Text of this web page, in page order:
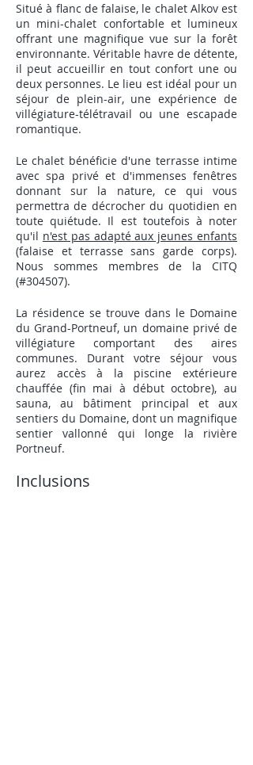
Situé à flanc de falaise, le chalet Alkov est
un mini-chalet confortable et lumineux
offrant une magnifique vue sur la forêt
environnante. Véritable havre de détente,
il peut accueillir en tout confort une ou
deux personnes. Le lieu est idéal pour un
séjour de plein-air, une expérience de
villégiature-télétravail ou une escapade
romantique.
Le chalet bénéficie d'une terrasse intime
avec spa privé et d'immenses fenêtres
donnant sur la nature, ce qui vous
permettra de décrocher du quotidien en
toute quiétude. Il est toutefois à noter
qu'il n'est pas adapté aux jeunes enfants
(falaise et terrasse sans garde corps).
Nous sommes membres de la CITQ
(#304507).
La résidence se trouve dans le Domaine
du Grand-Portneuf, un domaine privé de
villégiature comportant des aires
communes. Durant votre séjour vous
aurez accès à la piscine extérieure
chauffée (fin mai à début octobre), au
sauna, au bâtiment principal et aux
sentiers du Domaine, dont un magnifique
sentier vallonné qui longe la rivière
Portneuf.
Inclusions